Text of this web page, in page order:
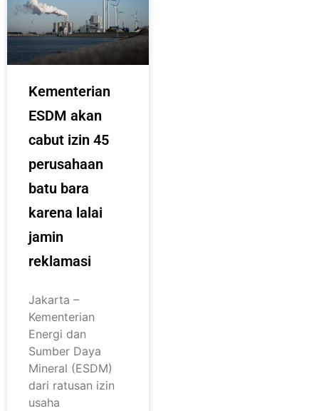
Kementerian
ESDM akan
cabut izin 45
perusahaan
batu bara
karena lalai
jamin
reklamasi
Jakarta –
Kementerian
Energi dan
Sumber Daya
Mineral (ESDM)
dari ratusan izin
usaha